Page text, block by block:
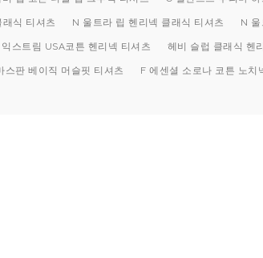
식 티셔츠 N 울트라 립 헨리넥 클래식 티셔츠 N
익스트림 USA코튼 헨리넥 티셔츠 헤비 슬럽 클래식 헨
스판 베이직 머슬핏 티셔츠 F 에센셜 소로나 코튼 노치